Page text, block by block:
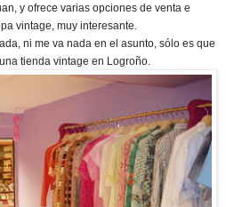
y ofrece varias opciones de venta e
vintage, muy interesante.
ni me va nada en el asunto, sólo es que
tienda vintage en Logroño.